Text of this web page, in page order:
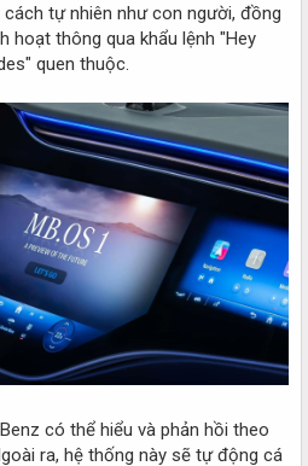
tự nhiên như con người, đồng
hoạt thông qua khẩu lệnh "Hey
quen thuộc.
có thể hiểu và phản hồi theo
ra, hệ thống này sẽ tự động cá